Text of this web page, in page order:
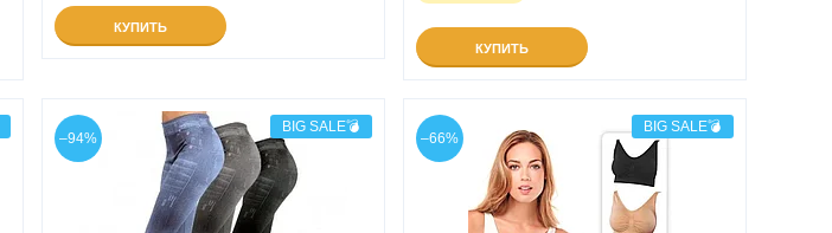
КУПИТЬ
КУПИТЬ
BIG SALE💣
–94%
BIG SALE💣
–66%